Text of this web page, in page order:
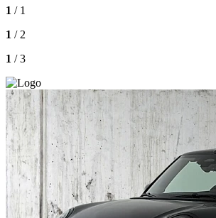
1 / 1
1 / 2
1 / 3